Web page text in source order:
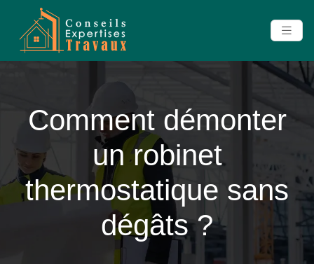
Comment démonter
un robinet
thermostatique sans
dégâts ?